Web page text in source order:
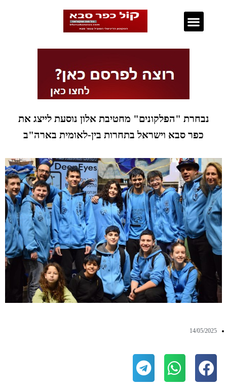
נבחרת "הפלקונים" מחטיבת אלון נוסעת לייצג את
כפר סבא וישראל בתחרות בין-לאומית בארה"ב
14/05/2025